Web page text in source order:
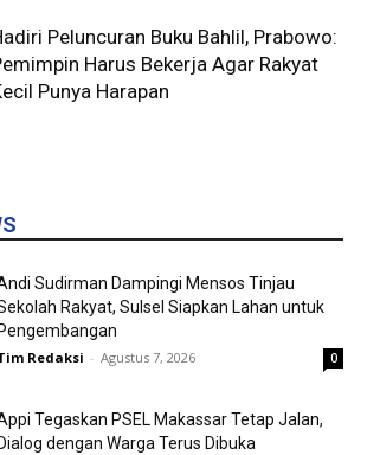
Peluncuran Buku Bahlil, Prabowo:
Harus Bekerja Agar Rakyat
Punya Harapan
Sudirman Dampingi Mensos Tinjau
Rakyat, Sulsel Siapkan Lahan untuk
Pengembangan
Redaksi - Agustus 7, 2026 0
Tegaskan PSEL Makassar Tetap Jalan,
Dialog dengan Warga Terus Dibuka